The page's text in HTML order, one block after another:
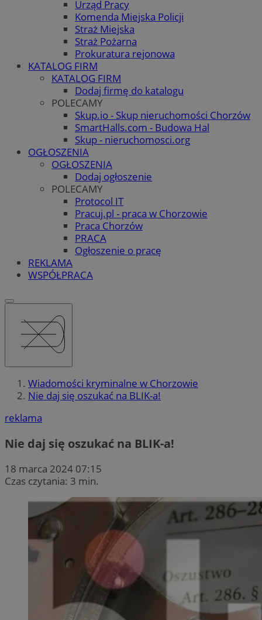
Urząd Pracy
Komenda Miejska Policji
Straż Miejska
Straż Pożarna
Prokuratura rejonowa
KATALOG FIRM
KATALOG FIRM
Dodaj firmę do katalogu
POLECAMY
Skup.io - Skup nieruchomości Chorzów
SmartHalls.com - Budowa Hal
Skup - nieruchomosci.org
OGŁOSZENIA
OGŁOSZENIA
Dodaj ogłoszenie
POLECAMY
Protocol IT
Pracuj.pl - praca w Chorzowie
Praca Chorzów
PRACA
Ogłoszenie o pracę
REKLAMA
WSPÓŁPRACA
Wiadomości kryminalne w Chorzowie
Nie daj się oszukać na BLIK-a!
reklama
Nie daj się oszukać na BLIK-a!
18 marca 2024 07:15
Czas czytania: 3 min.